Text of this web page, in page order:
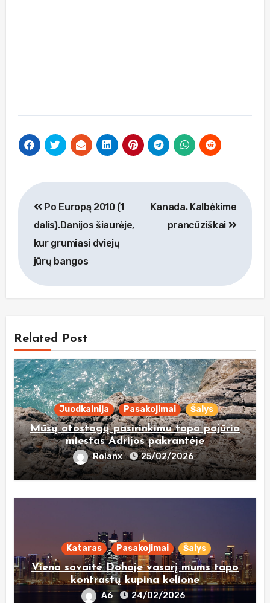
Navigacija
tarp
įrašų
Po Europą 2010 (1
dalis).Danijos šiaurėje,
kur grumiasi dviejų
jūrų bangos
Kanada. Kalbėkime
prancūziškai
Related Post
Juodkalnija Pasakojimai Šalys
Mūsų atostogų pasirinkimu tapo pajūrio
miestas Adrijos pakrantėje
Rolanx 25/02/2026
Kataras Pasakojimai Šalys
Viena savaitė Dohoje vasarį mums tapo
kontrastų kupina kelione
A6 24/02/2026